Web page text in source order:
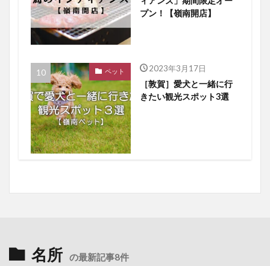
プン！【嶺南開店】
ペット 2023年3月17日
［敦賀］愛犬と一緒に行
きたい観光スポット3選
名所 の最新記事8件